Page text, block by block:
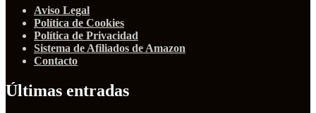
Aviso Legal
Política de Cookies
Política de Privacidad
Sistema de Afiliados de Amazon
Contacto
Últimas entradas